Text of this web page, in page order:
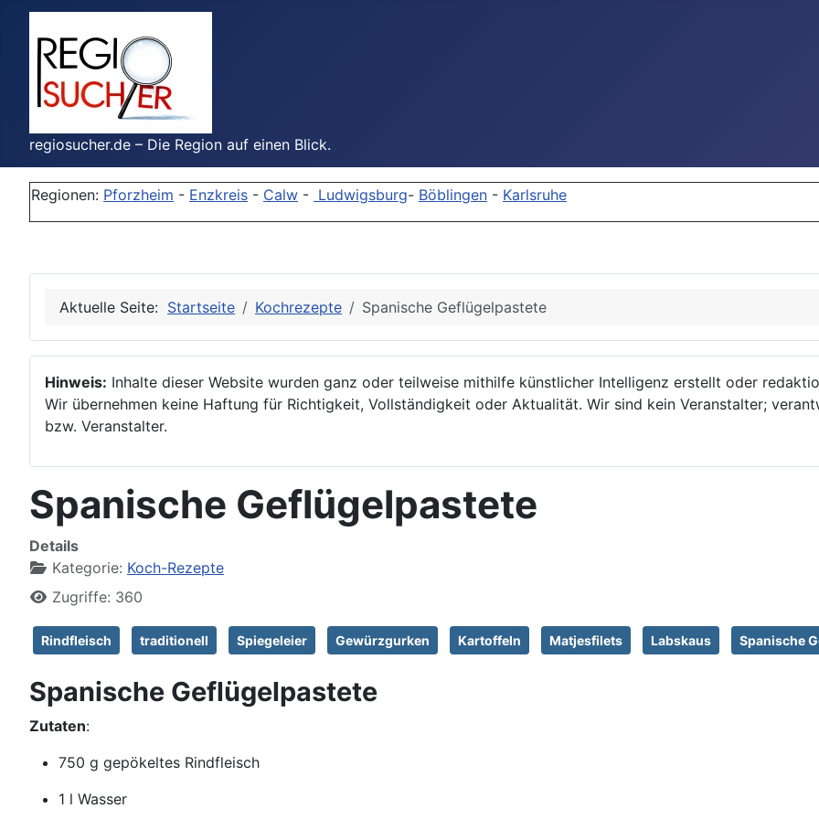
regiosucher.de – Die Region auf einen Blick.
Regionen: Pforzheim - Enzkreis - Calw - Ludwigsburg- Böblingen - Karlsruhe
Aktuelle Seite: Startseite Kochrezepte Spanische Geflügelpastete
Hinweis: Inhalte dieser Website wurden ganz oder teilweise mithilfe künstlicher Intelligenz erstellt oder
Wir übernehmen keine Haftung für Richtigkeit, Vollständigkeit oder Aktualität. Wir sind kein Veranstalter;
bzw. Veranstalter.
Spanische Geflügelpastete
Details
Kategorie: Koch-Rezepte
Zugriffe: 360
Rindfleisch traditionell Spiegeleier Gewürzgurken Kartoffeln Matjesfilets Labskaus Spanische
Spanische Geflügelpastete
Zutaten:
750 g gepökeltes Rindfleisch
1 l Wasser